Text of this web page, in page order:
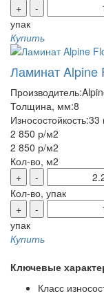
+
-
упак
Купить
Ламинат Alpine
Производитель:
Толщина, мм:8
Износостойкость:33
2 850 р/м2
2 850 р/м2
Кол-во, м2
+
-
Кол-во, упак
+
-
упак
Купить
Ключевые
Класс